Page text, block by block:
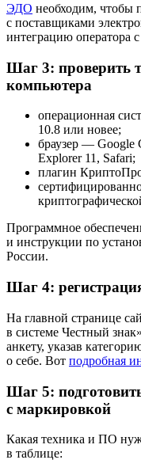
ЭДО необходим, чтобы
с поставщиками
интеграцию оператора
Шаг 3: проверить
компьютера
операционная
10.8 или новее;
браузер — Google
Explorer 11, Safari;
плагин
Программное
и инструкции по
России.
Шаг 4:
На главной странице
в системе Честный
анкету, указав
о себе. Вот подробная
Шаг 5:
с маркировкой
Какая техника и ПО
в таблице: